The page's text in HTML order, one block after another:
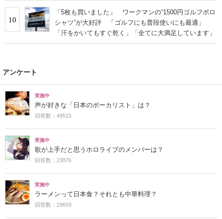
10
「5枚も買いました」 ワークマンの“1500円ゴルフポロ
シャツ”が大好評 「ゴルフにも普段使いにも最適」
「汗をかいてもすぐ乾く」「全てに大満足しています」
アンケート
実施中
声が好きな「日本のボーカリスト」は？
回答数：49515
実施中
歌が上手だと思うホロライブのメンバーは？
回答数：23876
実施中
ラーメンって日本食？それとも中華料理？
回答数：19659